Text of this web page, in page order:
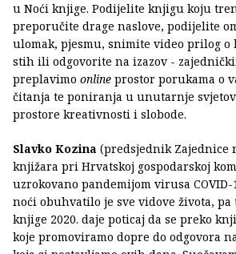
u Noći knjige. Podijelite knjigu koju
preporučite drage naslove, podijelite
ulomak, pjesmu, snimite video prilog o
stih ili odgovorite na izazov -
preplavimo online prostor porukama o
čitanja te poniranja u unutarnje
prostore kreativnosti i slobode.
Slavko Kozina (predsjednik Zajednice
knjižara pri Hrvatskoj gospodarskoj
uzrokovano pandemijom virusa COVID-
noći obuhvatilo je sve vidove života,
knjige 2020. daje poticaj da se preko
koje promoviramo dopre do odgovora